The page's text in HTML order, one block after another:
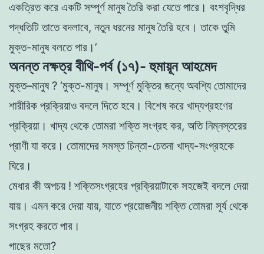
একত্রিত করে একটি সম্পূর্ণ মানুষ তৈরি করা যেতে পারে। বংশবৃদ্ধির
পদ্ধতিটি তাতে বদলাবে, নতুন ধরনের মানুষ তৈরি হবে। তাকে তুমি
মুক্ত-মানুষ বলতে পার।’
অনন্ত নক্ষত্র বীথি-পর্ব (১৭)- হুমায়ূন আহমেদ
মুক্ত–মানুষ ? ‘মুক্ত-মানুষ। সম্পূর্ণ মুক্তির জন্যে অবশ্যি তােমাদের
শারীরিক প্রক্রিয়াও বদলে দিতে হবে। বিশেষ করে খাদ্যগ্রহণের
প্রক্রিয়া। খাদ্য থেকে তােমরা শক্তি সংগ্রহ কর, অতি নিম্নস্তরের
প্রাণী যা করে। তােমাদের সমস্ত চিন্তা-চেতনা খাদ্য-সংগ্রহকে
ঘিরে।
মেধার কী অপচয় ! শক্তিসংগ্রহের প্রক্রিয়াটাকে সহজেই বদলে দেয়া
যায়। এমন করে দেয়া যায়, যাতে প্রয়ােজনীয় শক্তি তােমরা সূর্য থেকে
সংগ্রহ করতে পার।
গাছের মতাে?